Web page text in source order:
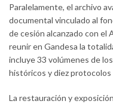
Paralelamente, el archivo
documental vinculado al
de cesión alcanzado con el
reunir en Gandesa la
incluye 33 volúmenes de
históricos y diez
La restauración y